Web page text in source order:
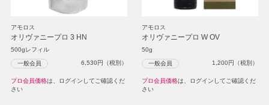
アモロス
オリヴァニープロ 3 HN
500gレフィル
一般会員 6,530円（税別）
プロ会員価格は、ログインしてご確認くだ
さい
アモロス
オリヴァニープロ W OV
50g
一般会員 1,200円（税別）
プロ会員価格は、ログインしてご確認くだ
さい